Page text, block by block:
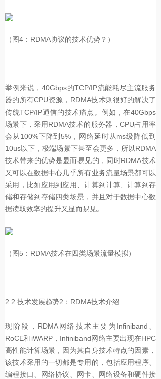
（图4：RDMA协议的技术优势？）
举例来说，40Gbps的TCP/IP流能耗尽主流服务
器的所有CPU资源，RDMA技术则很好的解决了
传统TCP/IP通信的技术痛点。例如，在40Gbps
场景下，采用RDMA技术的服务器，CPU占用率
会从100%下降到5%，网络延时从ms级降低到
10us以下，极端场景下甚至会更多，所以RDMA
技术带来的优势是显而易见的，同时RDMA技术
又可以在数据中心几乎所有业务流量场景都可以
采用，比如应用到应用、计算到计算、计算到存
储和存储到存储四类场景，并且对于数据中心数
据读取效率的提升又显而易见。
（图5：RDMA技术在四类场景流量模拟）
2.2 技术发展趋势2：RDMA技术介绍
现阶段，RDMA网络技术主要为Infiniband、
RoCE和iWARP，Infiniband网络主要出现在HPC
高性能计算场景，因为其自身技术特点的因素，
该技术采用的一切都是专用的，包括应用程序、
编程接口、网络协议、网卡、网络设备和硬件接